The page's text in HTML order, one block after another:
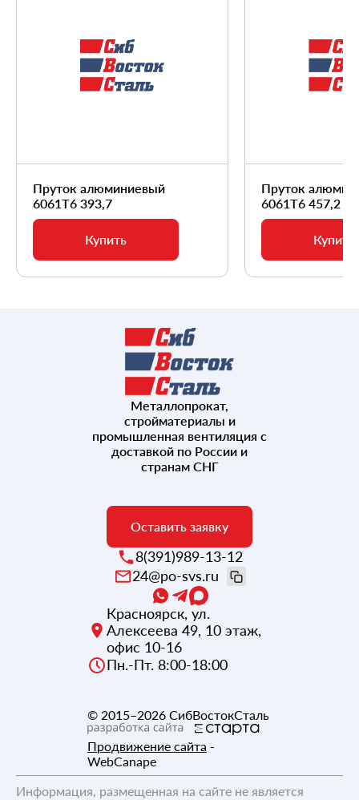
Пруток алюминиевый
6061Т6 393,7
Купить
Пруток
6061Т6 457,2
Купить
Металлопрокат,
стройматериалы и
промышленная вентиляция с
доставкой по России и
странам СНГ
Оставить заявку
8(391)989-13-12
24@po-svs.ru
Красноярск, ул.
Алексеева 49, 10 этаж,
офис 10-16
Пн.-Пт. 8:00-18:00
© 2015–2026 СибВостокСталь
Продвижение сайта -
WebCanape
Информация, размещенная на сайте не является